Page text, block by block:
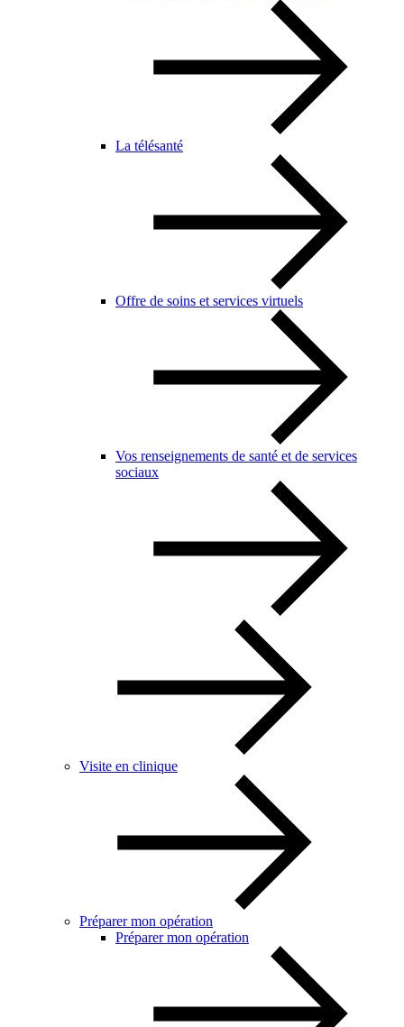
La télésanté
Offre de soins et services virtuels
Vos renseignements de santé et de services
sociaux
Visite en clinique
Préparer mon opération
Préparer mon opération